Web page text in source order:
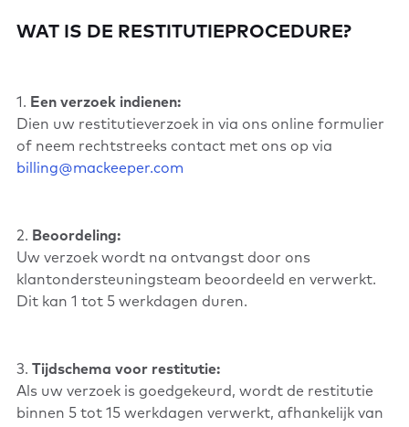
WAT IS DE RESTITUTIEPROCEDURE?
1. Een verzoek indienen:
Dien uw restitutieverzoek in via ons online formulier
of neem rechtstreeks contact met ons op via
billing@mackeeper.com
2. Beoordeling:
Uw verzoek wordt na ontvangst door ons
klantondersteuningsteam beoordeeld en verwerkt.
Dit kan 1 tot 5 werkdagen duren.
3. Tijdschema voor restitutie:
Als uw verzoek is goedgekeurd, wordt de restitutie
binnen 5 tot 15 werkdagen verwerkt, afhankelijk van